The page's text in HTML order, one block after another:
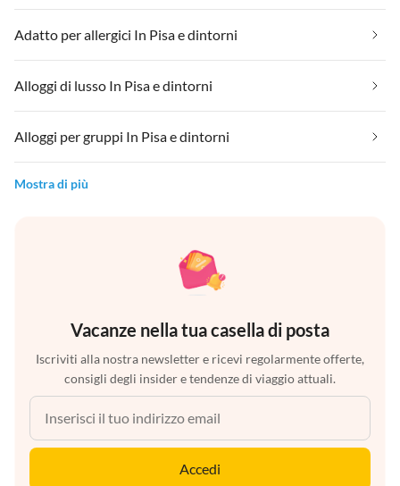
Adatto per allergici In Pisa e dintorni
Alloggi di lusso In Pisa e dintorni
Alloggi per gruppi In Pisa e dintorni
Mostra di più
Vacanze nella tua casella di posta
Iscriviti alla nostra newsletter e ricevi regolarmente offerte,
consigli degli insider e tendenze di viaggio attuali.
Accedi